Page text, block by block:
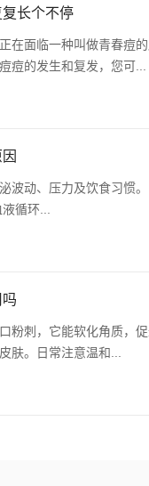
长个不停
在面临一种叫做青春痘
痘的发生和复发，您可...
波动、压力及饮食习惯
循环...
粉刺，它能软化角质，
肤。日常注意温和...